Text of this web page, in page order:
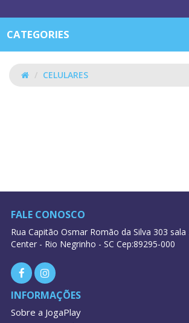
CATEGORIES
CELULARES
FALE CONOSCO
Rua Capitão Osmar Romão da Silva 303
Center - Rio Negrinho - SC Cep:89295-000
INFORMAÇÕES
Sobre a JogaPlay